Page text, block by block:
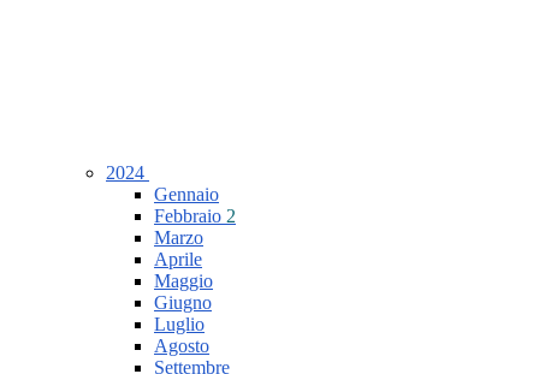
2024
Gennaio
Febbraio 2
Marzo
Aprile
Maggio
Giugno
Luglio
Agosto
Settembre